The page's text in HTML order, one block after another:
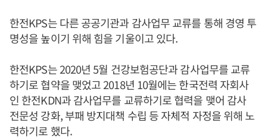
한전KPS는 다른 공공기관과 감사업무 교류를 통해 경영 투
명성을 높이기 위해 힘을 기울이고 있다.
한전KPS는 2020년 5월 건강보험공단과 감사업무를 교류
하기로 협약을 맺었고 2018년 10월에는 한국전력 자회사
인 한전KDN과 감사업무를 교류하기로 협력을 맺어 감사
전문성 강화, 부패 방지대책 수립 등 자체적 자정을 위해 노
력하기로 했다.